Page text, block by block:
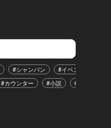
#シャンパン #イベント
#カウンター #小説 #恋愛